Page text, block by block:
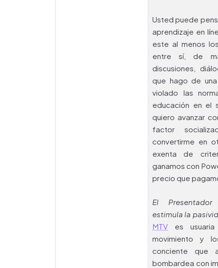
Usted puede
aprendizaje en
este al menos
entre sí, de
discusiones,
que hago de
violado las
educación en el
quiero avanzar
factor
convertirme en
exenta de
ganamos con
precio que
El Presentador
estimula la
MTV es
movimiento y
conciente que
bombardea con